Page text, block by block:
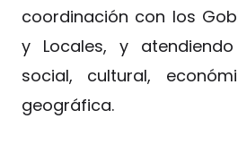
coordinación con los
y Locales, y
social, cultural,
geográfica.